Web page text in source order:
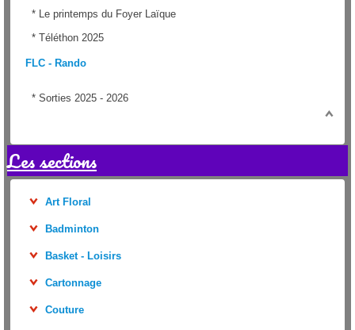
* Le printemps du Foyer Laïque
* Téléthon 2025
FLC - Rando
* Sorties 2025 - 2026
Les sections
Art Floral
Badminton
Basket - Loisirs
Cartonnage
Couture